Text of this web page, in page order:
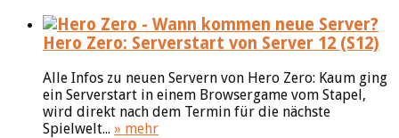
Hero Zero: Serverstart von Server 12 (S12)
Alle Infos zu neuen Servern von Hero Zero: Kaum ging
ein Serverstart in einem Browsergame vom Stapel,
wird direkt nach dem Termin für die nächste
Spielwelt... » mehr